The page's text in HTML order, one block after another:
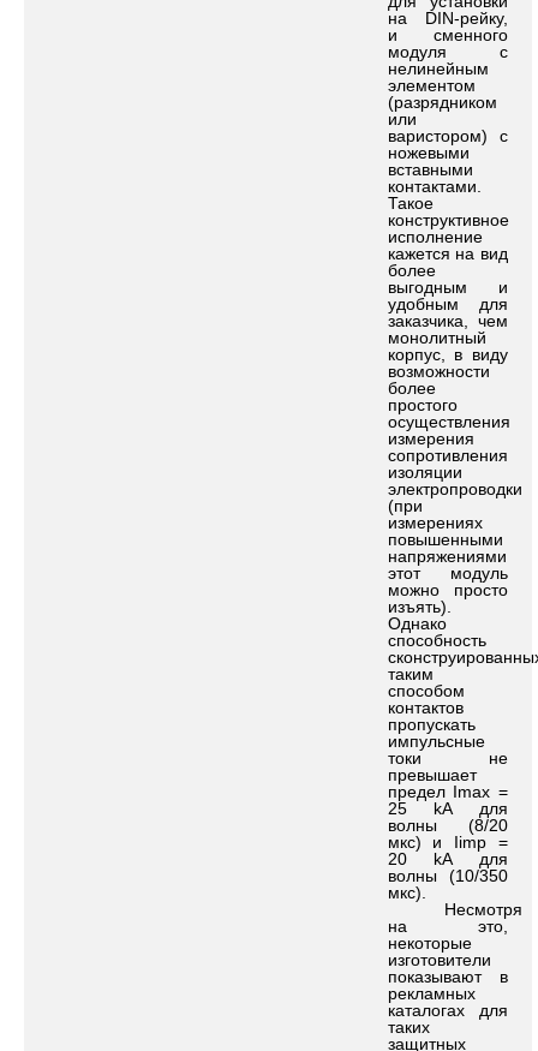
на DIN-рейку,
и сменного
модуля с
нелинейным
элементом
(разрядником
или
варистором) с
ножевыми
вставными
контактами.
Такое
конструктивное
исполнение
кажется на вид
более
выгодным и
удобным для
заказчика, чем
монолитный
корпус, в виду
возможности
более
простого
осуществления
измерения
сопротивления
изоляции
электропроводки
(при
измерениях
повышенными
напряжениями
этот модуль
можно просто
изъять).
Однако
способность
таким
способом
контактов
пропускать
импульсные
токи не
превышает
предел Imax =
25 kA для
волны (8/20
мкс) и Iimp =
20 kA для
волны (10/350
мкс).
Несмотря
на это,
некоторые
изготовители
показывают в
рекламных
каталогах для
таких
защитных